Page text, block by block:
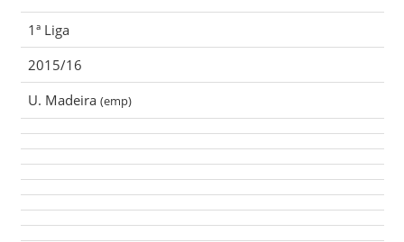
1ª Liga
2015/16
U. Madeira (emp)